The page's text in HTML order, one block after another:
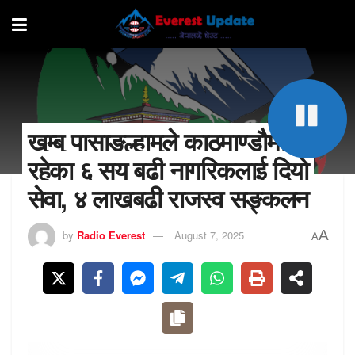
खुम्बु पासाङल्हामुले काठमाण्डौमा
रहेका ६ सय बढी नागरिकलाई दियो
सेवा, ४ लाखबढी राजस्व सङ्कलन
by Radio Everest August 7, 2025 AA